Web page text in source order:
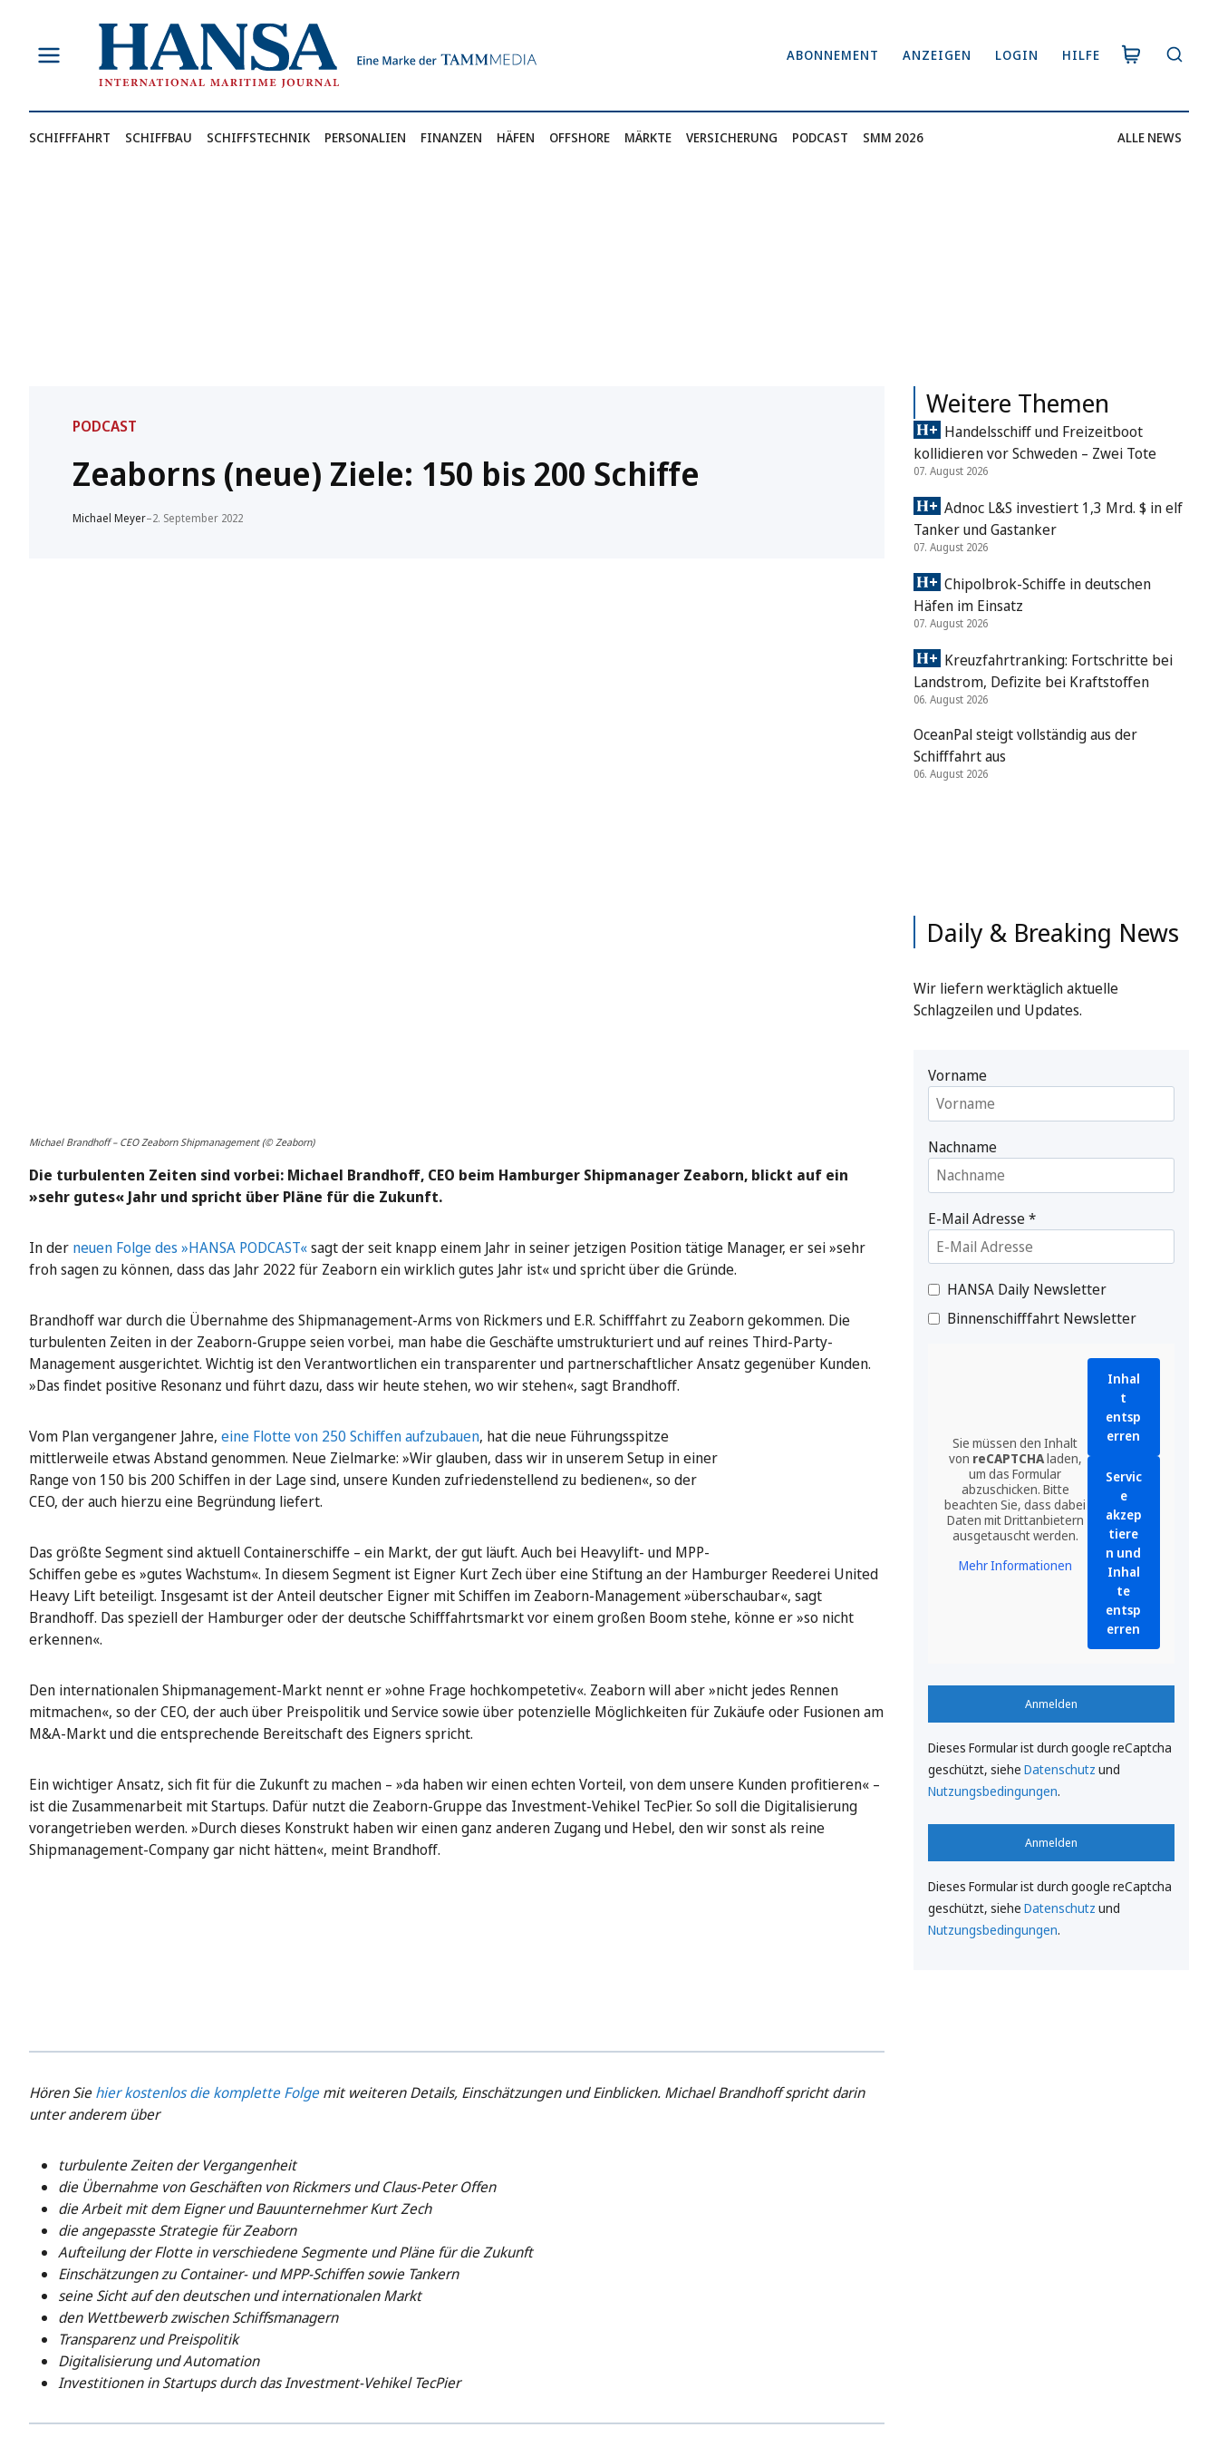
springen
ABONNEMENT ANZEIGEN LOGIN HILFE
SCHIFFFAHRT SCHIFFBAU SCHIFFSTECHNIK PERSONALIEN FINANZEN HÄFEN OFFSHORE MÄRKTE VERSICHERUNG PODCAST SMM 2026 ALLE NEWS
PODCAST
Zeaborns (neue) Ziele: 150 bis 200 Schiffe
Michael Meyer–2. September 2022
Michael Brandhoff – CEO Zeaborn Shipmanagement (© Zeaborn)
Die turbulenten Zeiten sind vorbei: Michael Brandhoff, CEO beim Hamburger Shipmanager Zeaborn, blickt auf ein
»sehr gutes« Jahr und spricht über Pläne für die Zukunft.
In der neuen Folge des »HANSA PODCAST«sagt der seit knapp einem Jahr in seiner jetzigen Position tätige Manager, er sei »sehr
froh sagen zu können, dass das Jahr 2022 für Zeaborn ein wirklich gutes Jahr ist« und spricht über die Gründe.
Brandhoff war durch die Übernahme des Shipmanagement-Arms von Rickmers und E.R. Schifffahrt zu Zeaborn gekommen. Die
turbulenten Zeiten in der Zeaborn-Gruppe seien vorbei, man habe die Geschäfte umstrukturiert und auf reines Third-Party-
Management ausgerichtet. Wichtig ist den Verantwortlichen ein transparenter und partnerschaftlicher Ansatz gegenüber Kunden.
»Das findet positive Resonanz und führt dazu, dass wir heute stehen, wo wir stehen«, sagt Brandhoff.
Vom Plan vergangener Jahre, eine Flotte von 250 Schiffen aufzubauen, hat die neue Führungsspitze
mittlerweile etwas Abstand genommen. Neue Zielmarke: »Wir glauben, dass wir in unserem Setup in einer
Range von 150 bis 200 Schiffen in der Lage sind, unsere Kunden zufriedenstellend zu bedienen«, so der
CEO, der auch hierzu eine Begründung liefert.
Das größte Segment sind aktuell Containerschiffe – ein Markt, der gut läuft. Auch bei Heavylift- und MPP-
Schiffen gebe es »gutes Wachstum«. In diesem Segment ist Eigner Kurt Zech über eine Stiftung an der Hamburger Reederei United
Heavy Lift beteiligt. Insgesamt ist der Anteil deutscher Eigner mit Schiffen im Zeaborn-Management »überschaubar«, sagt
Brandhoff. Das speziell der Hamburger oder der deutsche Schifffahrtsmarkt vor einem großen Boom stehe, könne er »so nicht
erkennen«.
Den internationalen Shipmanagement-Markt nennt er »ohne Frage hochkompetetiv«. Zeaborn will aber »nicht jedes Rennen
mitmachen«, so der CEO, der auch über Preispolitik und Service sowie über potenzielle Möglichkeiten für Zukäufe oder Fusionen am
M&A-Markt und die entsprechende Bereitschaft des Eigners spricht.
Ein wichtiger Ansatz, sich fit für die Zukunft zu machen – »da haben wir einen echten Vorteil, von dem unsere Kunden profitieren« –
ist die Zusammenarbeit mit Startups. Dafür nutzt die Zeaborn-Gruppe das Investment-Vehikel TecPier. So soll die Digitalisierung
vorangetrieben werden. »Durch dieses Konstrukt haben wir einen ganz anderen Zugang und Hebel, den wir sonst als reine
Shipmanagement-Company gar nicht hätten«, meint Brandhoff.
Hören Siehier kostenlos die komplette Folgemit weiteren Details, Einschätzungen und Einblicken. Michael Brandhoff spricht darin
unter anderem über
turbulente Zeiten der Vergangenheit
die Übernahme von Geschäften von Rickmers und Claus-Peter Offen
die Arbeit mit dem Eigner und Bauunternehmer Kurt Zech
die angepasste Strategie für Zeaborn
Aufteilung der Flotte in verschiedene Segmente und Pläne für die Zukunft
Einschätzungen zu Container- und MPP-Schiffen sowie Tankern
seine Sicht auf den deutschen und internationalen Markt
den Wettbewerb zwischen Schiffsmanagern
Transparenz und Preispolitik
Digitalisierung und Automation
Investitionen in Startups durch das Investment-Vehikel TecPier
Weitere Themen
Handelsschiff und Freizeitboot
kollidieren vor Schweden – Zwei Tote
07. August 2026
Adnoc L&S investiert 1,3 Mrd. $ in elf
Tanker und Gastanker
07. August 2026
Chipolbrok-Schiffe in deutschen
Häfen im Einsatz
07. August 2026
Kreuzfahrtranking: Fortschritte bei
Landstrom, Defizite bei Kraftstoffen
06. August 2026
OceanPal steigt vollständig aus der
Schifffahrt aus
06. August 2026
Daily & Breaking News
Wir liefern werktäglich aktuelle
Schlagzeilen und Updates.
Vorname
Nachname
E-Mail Adresse*
HANSA Daily Newsletter
Binnenschifffahrt Newsletter
Sie müssen den Inhalt
von reCAPTCHAladen,
um das Formular
abzuschicken. Bitte
beachten Sie, dass dabei
Daten mit Drittanbietern
ausgetauscht werden.
Mehr Informationen
Inhal
t
entsp
erren
Servic
e
akzep
tiere
n und
Inhal
te
entsp
erren
Anmelden
Dieses Formular ist durch google reCaptcha
geschützt, siehe Datenschutz und
Nutzungsbedingungen.
Anmelden
Dieses Formular ist durch google reCaptcha
geschützt, siehe Datenschutz und
Nutzungsbedingungen.